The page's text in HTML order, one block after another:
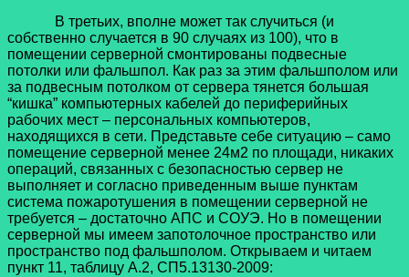
В третьих, вполне может так случиться (и
собственно случается в 90 случаях из 100), что в
помещении серверной смонтированы подвесные
потолки или фальшпол. Как раз за этим фальшполом или
за подвесным потолком от сервера тянется большая
“кишка” компьютерных кабелей до периферийных
рабочих мест – персональных компьютеров,
находящихся в сети. Представьте себе ситуацию – само
помещение серверной менее 24м2 по площади, никаких
операций, связанных с безопасностью сервер не
выполняет и согласно приведенным выше пунктам
система пожаротушения в помещении серверной не
требуется – достаточно АПС и СОУЭ. Но в помещении
серверной мы имеем запотолочное пространство или
пространство под фальшполом. Открываем и читаем
пункт 11, таблицу А.2, СП5.13130-2009: